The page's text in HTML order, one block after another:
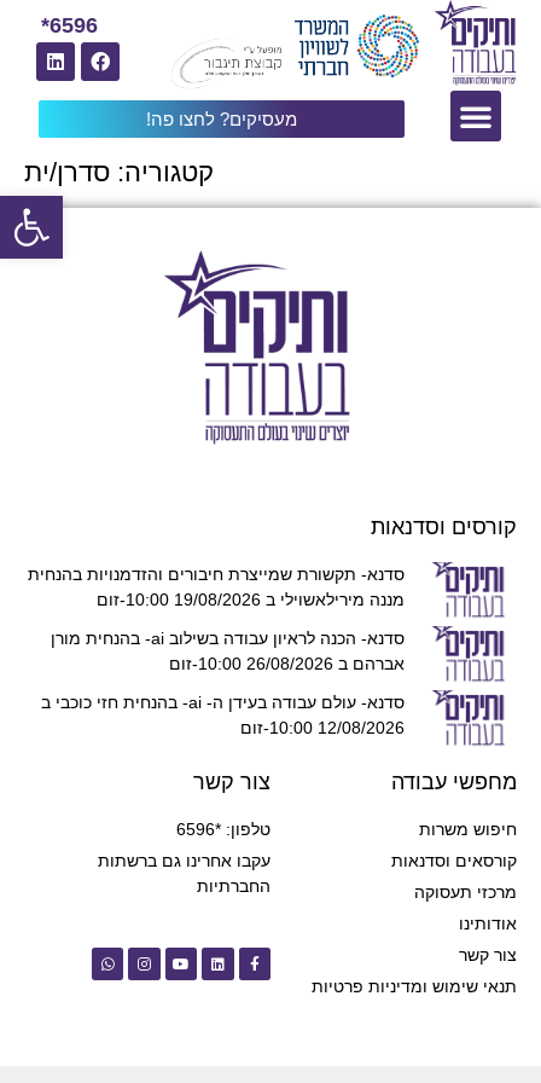
מעסיקים? לחצו פה!
6596*
קטגוריה: סדרן/ית
קורסים וסדנאות
סדנא- תקשורת שמייצרת חיבורים והזדמנויות בהנחית
מננה מירילאשוילי ב 19/08/2026 10:00-זום
סדנא- הכנה לראיון עבודה בשילוב ai- בהנחית מורן
אברהם ב 26/08/2026 10:00-זום
סדנא- עולם עבודה בעידן ה- ai- בהנחית חזי כוכבי ב
12/08/2026 10:00-זום
מחפשי עבודה
חיפוש משרות
קורסאים וסדנאות
מרכזי תעסוקה
אודותינו
צור קשר
תנאי שימוש ומדיניות פרטיות
צור קשר
טלפון: *6596
עקבו אחרינו גם ברשתות
החברתיות